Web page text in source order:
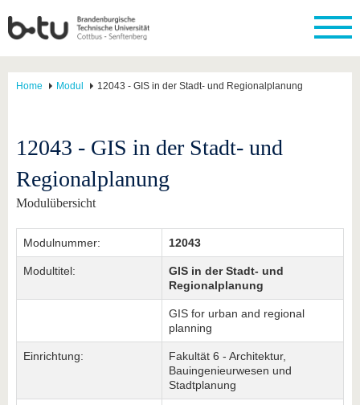
Home Modul 12043 - GIS in der Stadt- und Regionalplanung
12043 - GIS in der Stadt- und
Regionalplanung
Modulübersicht
Modulnummer: 12043
Modultitel:
GIS in der Stadt- und
Regionalplanung
GIS for urban and regional
planning
Einrichtung:
Fakultät 6 - Architektur,
Bauingenieurwesen und
Stadtplanung